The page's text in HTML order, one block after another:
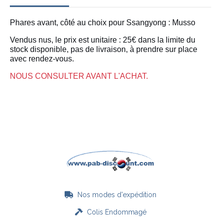
Phares avant, côté au choix pour Ssangyong : Musso
Vendus nus, le prix est unitaire : 25€ dans la limite du
stock disponible, pas de livraison, à prendre sur place
avec rendez-vous.
NOUS CONSULTER AVANT L'ACHAT.
 Nos modes d'expédition
Colis Endommagé